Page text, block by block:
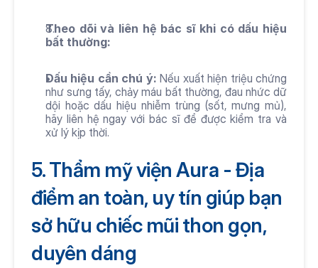
Theo dõi và liên hệ bác sĩ khi có dấu hiệu
bất thường:
Dấu hiệu cần chú ý: Nếu xuất hiện triệu chứng
như sưng tấy, chảy máu bất thường, đau nhức dữ
dội hoặc dấu hiệu nhiễm trùng (sốt, mưng mủ),
hãy liên hệ ngay với bác sĩ để được kiểm tra và
xử lý kịp thời.
5. Thẩm mỹ viện Aura - Địa
điểm an toàn, uy tín giúp bạn
sở hữu chiếc mũi thon gọn,
duyên dáng